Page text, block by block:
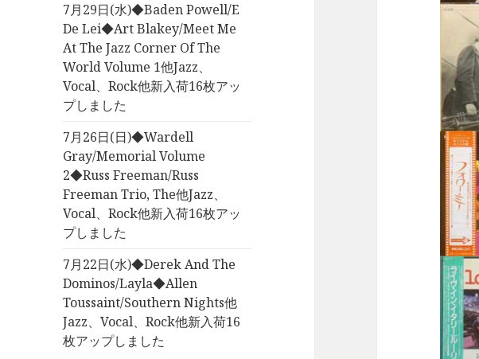
7月29日(水)◆Baden Powell/E
De Lei◆Art Blakey/Meet Me
At The Jazz Corner Of The
World Volume 1他Jazz、
Vocal、Rock他新入荷16枚アッ
プしました
7月26日(日)◆Wardell
Gray/Memorial Volume
2◆Russ Freeman/Russ
Freeman Trio, The他Jazz、
Vocal、Rock他新入荷16枚アッ
プしました
7月22日(水)◆Derek And The
Dominos/Layla◆Allen
Toussaint/Southern Nights他
Jazz、Vocal、Rock他新入荷16
枚アップしました